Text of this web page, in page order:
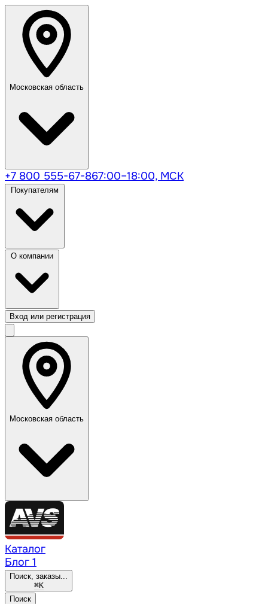
Московская область
+7 800 555-67-867:00–18:00, МСК
Вход или регистрация
Московская область
Каталог
Блог 1
Поиск, заказы...
⌘K
Поиск